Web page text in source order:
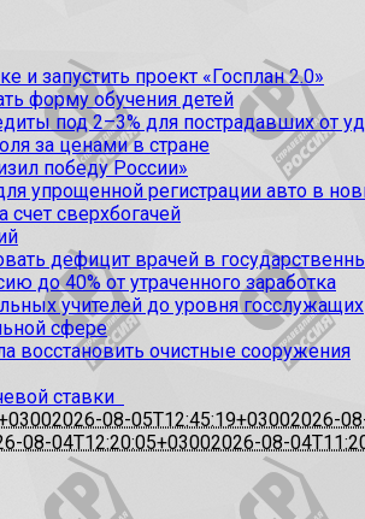
и запустить проект «Госплан 2.0»
форму обучения детей
под 2–3% для пострадавших от
за ценами в стране
победу России»
упрощенной регистрации авто в
сверхбогачей
дефицит врачей в
до 40% от утраченного заработка
учителей до уровня госслужащих
сфере
восстановить очистные сооружения
ставки
2026-08-05T12:45:19+03002026-
08-04T12:20:05+03002026-08-